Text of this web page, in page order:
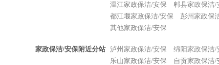
温江家政保洁/安保
郫县家政保洁/
都江堰家政保洁/安保
彭州家政保
其他家政保洁/安保
家政保洁/安保附近分站 泸州家政保洁/安保
绵阳家政保洁/
乐山家政保洁/安保
自贡家政保洁/